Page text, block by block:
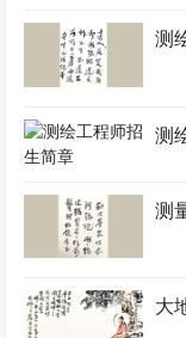
测
测
测
大